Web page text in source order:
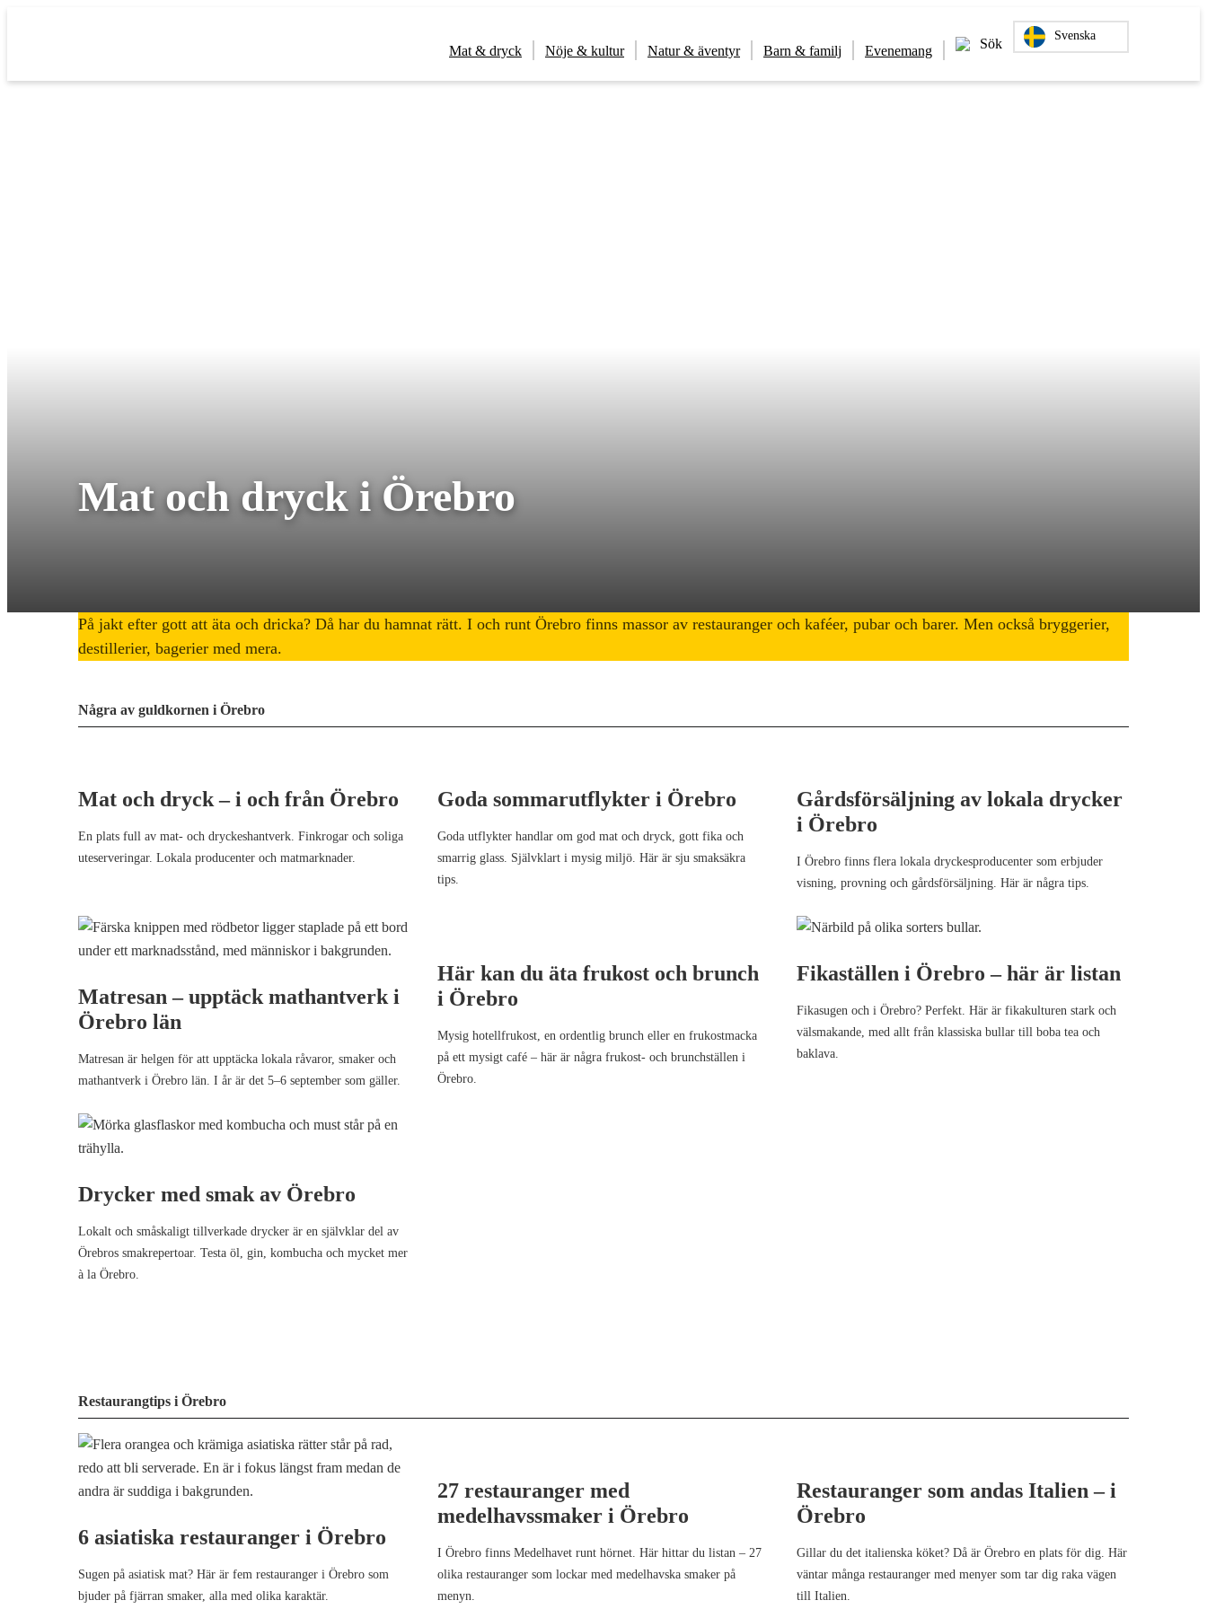
Mat & dryck Nöje & kultur Natur & äventyr Barn & familj Evenemang Sök
Svenska
Mat och dryck i Örebro
På jakt efter gott att äta och dricka? Då har du hamnat rätt. I och runt Örebro finns massor av restauranger och kaféer, pubar och barer. Men också bryggerier,
destillerier, bagerier med mera.
Några av guldkornen i Örebro
Mat och dryck – i och från Örebro
En plats full av mat- och dryckeshantverk. Finkrogar och soliga
uteserveringar. Lokala producenter och matmarknader.
Goda sommarutflykter i Örebro
Goda utflykter handlar om god mat och dryck, gott fika och
smarrig glass. Självklart i mysig miljö. Här är sju smaksäkra
tips.
Gårdsförsäljning av lokala drycker
i Örebro
I Örebro finns flera lokala dryckesproducenter som erbjuder
visning, provning och gårdsförsäljning. Här är några tips.
Matresan – upptäck mathantverk i
Örebro län
Matresan är helgen för att upptäcka lokala råvaror, smaker och
mathantverk i Örebro län. I år är det 5–6 september som gäller.
Här kan du äta frukost och brunch
i Örebro
Mysig hotellfrukost, en ordentlig brunch eller en frukostmacka
på ett mysigt café – här är några frukost- och brunchställen i
Örebro.
Fikaställen i Örebro – här är listan
Fikasugen och i Örebro? Perfekt. Här är fikakulturen stark och
välsmakande, med allt från klassiska bullar till boba tea och
baklava.
Drycker med smak av Örebro
Lokalt och småskaligt tillverkade drycker är en självklar del av
Örebros smakrepertoar. Testa öl, gin, kombucha och mycket mer
à la Örebro.
Restaurangtips i Örebro
6 asiatiska restauranger i Örebro
Sugen på asiatisk mat? Här är fem restauranger i Örebro som
bjuder på fjärran smaker, alla med olika karaktär.
27 restauranger med
medelhavssmaker i Örebro
I Örebro finns Medelhavet runt hörnet. Här hittar du listan – 27
olika restauranger som lockar med medelhavska smaker på
menyn.
Restauranger som andas Italien – i
Örebro
Gillar du det italienska köket? Då är Örebro en plats för dig. Här
väntar många restauranger med menyer som tar dig raka vägen
till Italien.